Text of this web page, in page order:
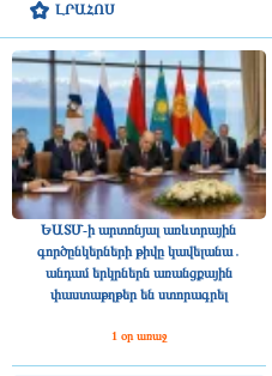
ԼՐԱՀՈՍ
ԵԱՏՄ-ի արտոնյալ առևտրային
գործընկերների թիվը կավելանա․
անդամ երկրներն առանցքային
փաստաթղթեր են ստորագրել
1 օր առաջ